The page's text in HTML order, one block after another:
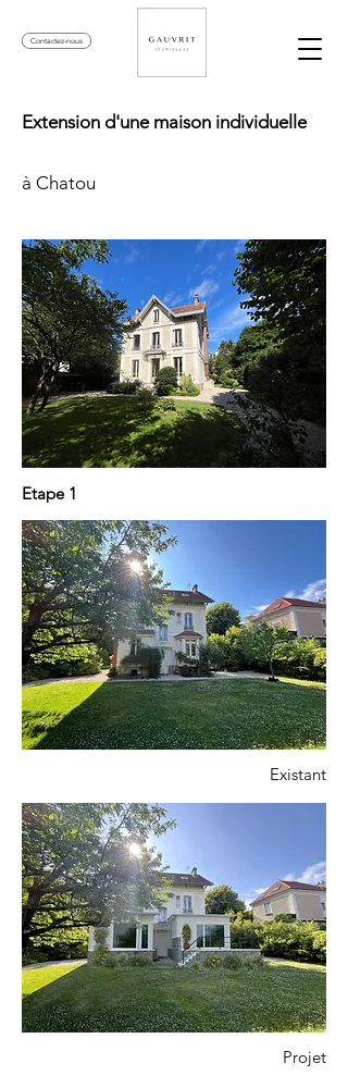
Contactez-nous
Extension d'une maison individuelle
à Chatou
Etape 1
Existant
Projet